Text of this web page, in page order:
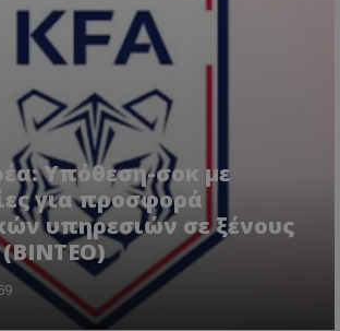
Υπόθεση-σοκ με
για προσφορά
υπηρεσιών σε ξένους